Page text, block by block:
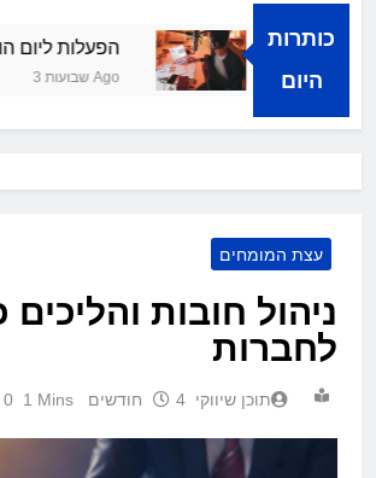
כותרות
היום
הפעלות ליום הולדת 4: רעיונות
3 שבועות Ago
קולית
עצת המומחים
ניהול חובות והליכים
לחברות
תוכן שיווקי 4 חודשים Ago 0 1 Mins